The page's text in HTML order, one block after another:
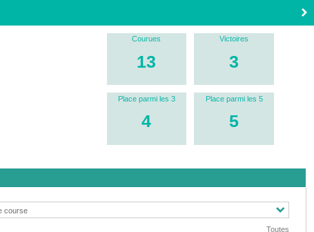
Courues
13
Victoires
3
Place parmi les 3
4
Place parmi les 5
5
Toutes